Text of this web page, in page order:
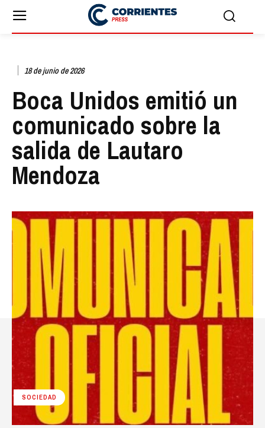
18 de junio de 2026
Boca Unidos emitió un
comunicado sobre la
salida de Lautaro
Mendoza
SOCIEDAD